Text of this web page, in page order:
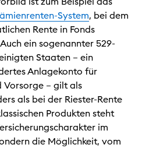
System, bei dem
Rente in Fonds
ein sogenannter 529-
Staaten – ein
Anlagekonto für
Vorsorge – gilt als
als bei der Riester-Rente
Produkten steht
im
die Möglichkeit, vom